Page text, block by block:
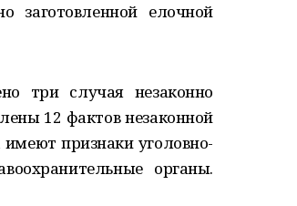
заготовленной елочной
три случая незаконно
12 фактов незаконной
признаки уголовно-
органы.